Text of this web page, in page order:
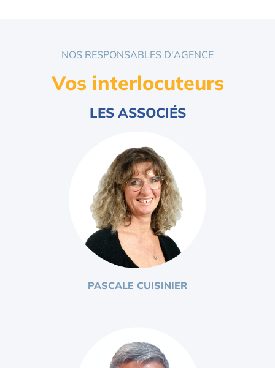
NOS RESPONSABLES D'AGENCE
Vos interlocuteurs
LES ASSOCIÉS
PASCALE CUISINIER